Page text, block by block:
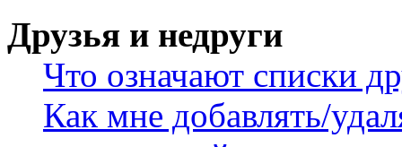
Друзья и недруги
Что означают списки
Как мне добавлять/